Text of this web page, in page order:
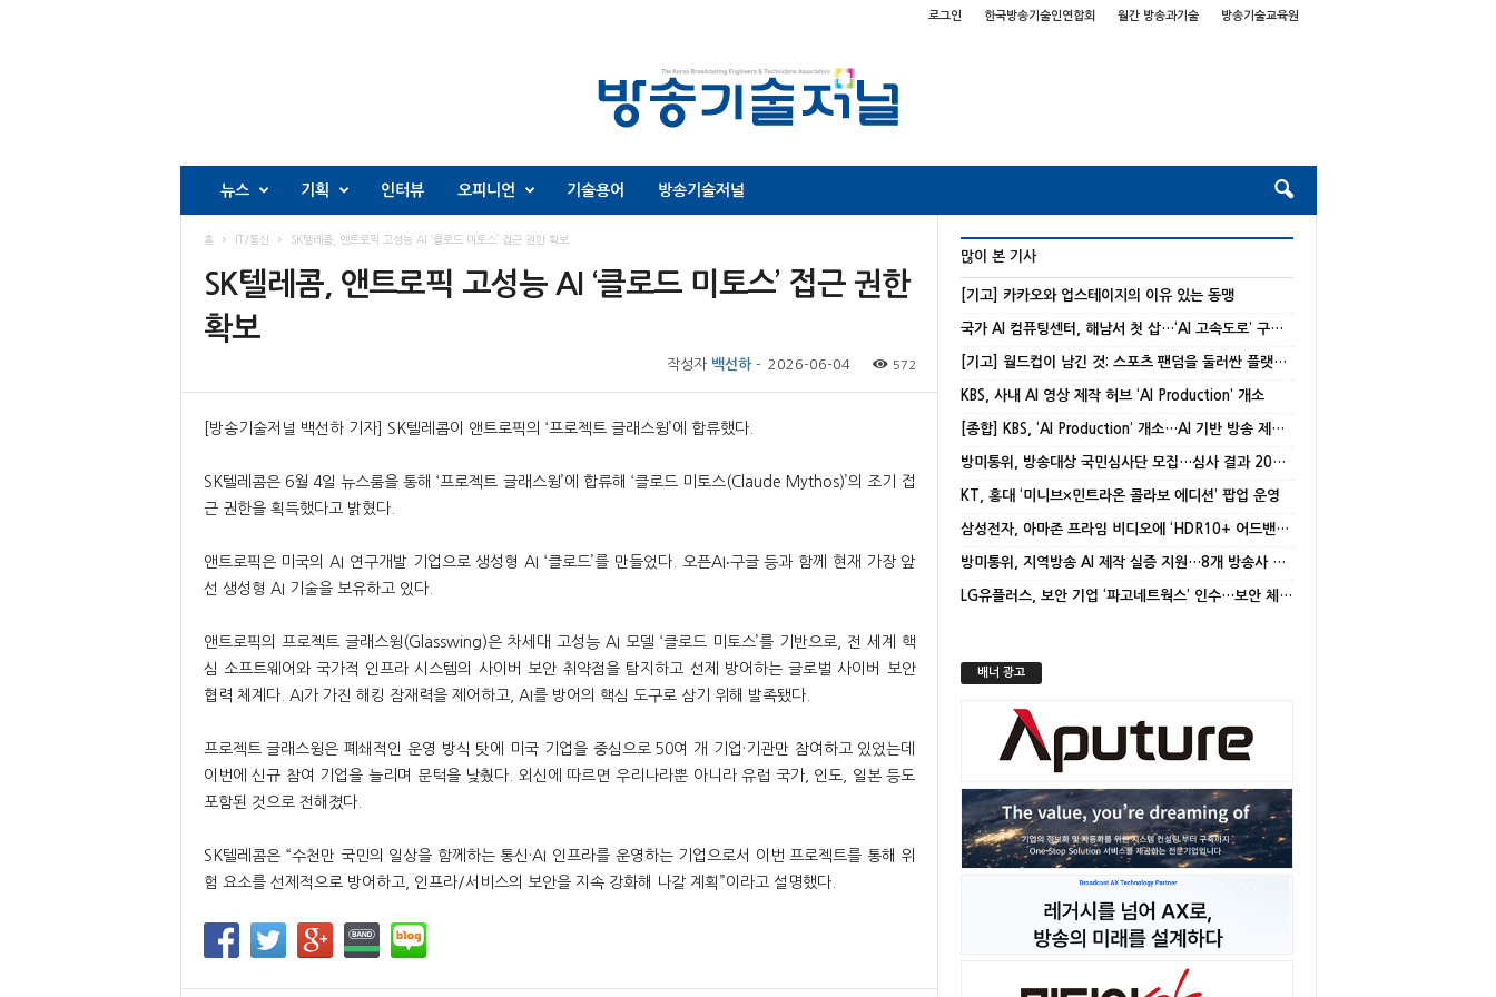
로그인 한국방송기술인연합회 월간 방송과기술 방송기술교육원
뉴스 기획 인터뷰 오피니언 기술용어 방송기술저널
홈 IT/통신 SK텔레콤, 앤트로픽 고성능 AI ‘클로드 미토스’ 접근 권한 확보
SK텔레콤, 앤트로픽 고성능 AI ‘클로드 미토스’ 접근 권한
확보
작성자 백선하- 2026-06-04 572
[방송기술저널 백선하 기자] SK텔레콤이 앤트로픽의 ‘프로젝트 글래스윙’에 합류했다.
SK텔레콤은 6월 4일 뉴스룸을 통해 ‘프로젝트 글래스윙’에 합류해 ‘클로드 미토스(Claude Mythos)’의 조기 접
근 권한을 획득했다고 밝혔다.
앤트로픽은 미국의 AI 연구개발 기업으로 생성형 AI ‘클로드’를 만들었다. 오픈AI‧구글 등과 함께 현재 가장 앞
선 생성형 AI 기술을 보유하고 있다.
앤트로픽의 프로젝트 글래스윙(Glasswing)은 차세대 고성능 AI 모델 ‘클로드 미토스’를 기반으로, 전 세계 핵
심 소프트웨어와 국가적 인프라 시스템의 사이버 보안 취약점을 탐지하고 선제 방어하는 글로벌 사이버 보안
협력 체계다. AI가 가진 해킹 잠재력을 제어하고, AI를 방어의 핵심 도구로 삼기 위해 발족됐다.
프로젝트 글래스윙은 폐쇄적인 운영 방식 탓에 미국 기업을 중심으로 50여 개 기업·기관만 참여하고 있었는데
이번에 신규 참여 기업을 늘리며 문턱을 낮췄다. 외신에 따르면 우리나라뿐 아니라 유럽 국가, 인도, 일본 등도
포함된 것으로 전해졌다.
SK텔레콤은 “수천만 국민의 일상을 함께하는 통신·AI 인프라를 운영하는 기업으로서 이번 프로젝트를 통해 위
험 요소를 선제적으로 방어하고, 인프라/서비스의 보안을 지속 강화해 나갈 계획”이라고 설명했다.
많이 본 기사
[기고] 카카오와 업스테이지의 이유 있는 동맹
국가 AI 컴퓨팅센터, 해남서 첫 삽…‘AI 고속도로’ 구축 본격화
[기고] 월드컵이 남긴 것: 스포츠 팬덤을 둘러싼 플랫폼 경쟁의 재편
KBS, 사내 AI 영상 제작 허브 ‘AI Production’ 개소
[종합] KBS, ‘AI Production’ 개소…AI 기반 방송 제작 본격화
방미통위, 방송대상 국민심사단 모집…심사 결과 20% 반영
KT, 홍대 ‘미니브×민트라온 콜라보 에디션’ 팝업 운영
삼성전자, 아마존 프라임 비디오에 ‘HDR10+ 어드밴스드’ 적용
방미통위, 지역방송 AI 제작 실증 지원…8개 방송사 선정
LG유플러스, 보안 기업 ‘파고네트웍스’ 인수…보안 체계 고도화
배너 광고